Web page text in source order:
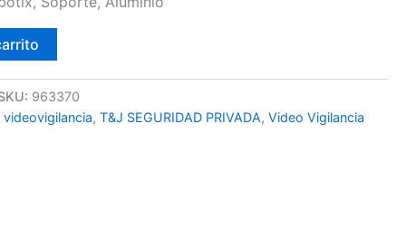
963370
,T&J SEGURIDAD PRIVADA,Video Vigilancia